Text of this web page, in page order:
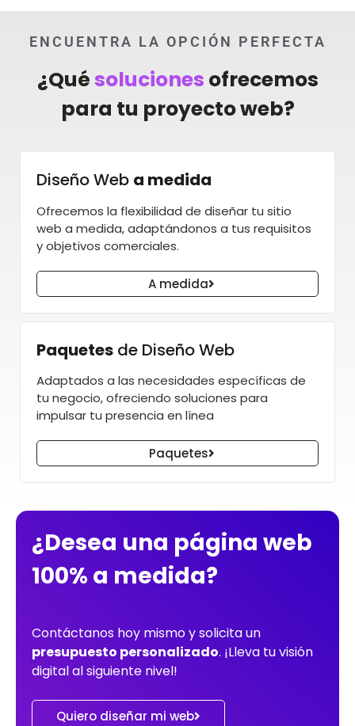
ENCUENTRA LA OPCIÓN PERFECTA
¿Quésoluciones ofrecemos
para tu proyecto web?
Diseño Web a medida
Ofrecemos la flexibilidad de diseñar tu sitio
web a medida, adaptándonos a tus requisitos
y objetivos comerciales.
A medida
Paquetes de Diseño Web
Adaptados a las necesidades específicas de
tu negocio, ofreciendo soluciones para
impulsar tu presencia en línea
Paquetes
¿Desea una página web
100% a medida?
Contáctanos hoy mismo y solicita un
presupuesto personalizado. ¡Lleva tu visión
digital al siguiente nivel!
Quiero diseñar mi web